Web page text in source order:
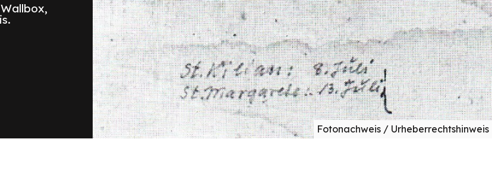
Fotonachweis / Urheberrechtshinweis